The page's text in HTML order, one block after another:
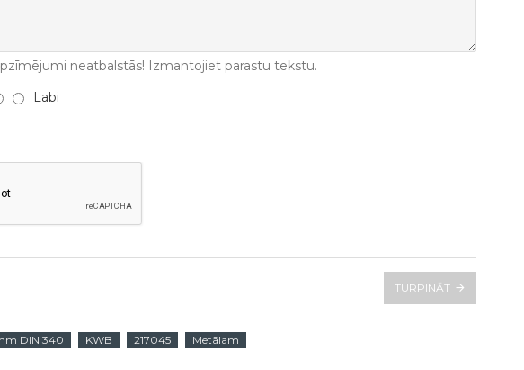
neatbalstās! Izmantojiet parastu tekstu.
Labi
TURPINĀT
DIN 340 KWB 217045 Metālam